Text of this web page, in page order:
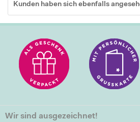
Kunden haben sich ebenfalls
Wir sind ausgezeichnet!